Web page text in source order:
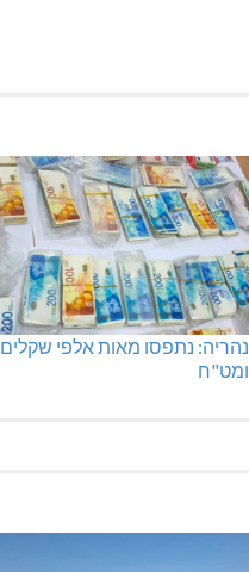
נהריה: נתפסו מאות אלפי שקלים
ומט"ח